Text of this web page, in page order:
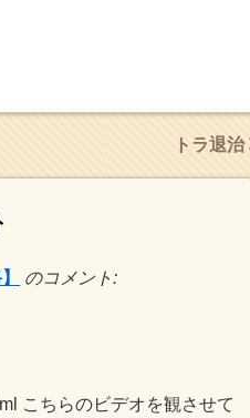
トラ退治
のコメント:
こちらのビデオを観させて